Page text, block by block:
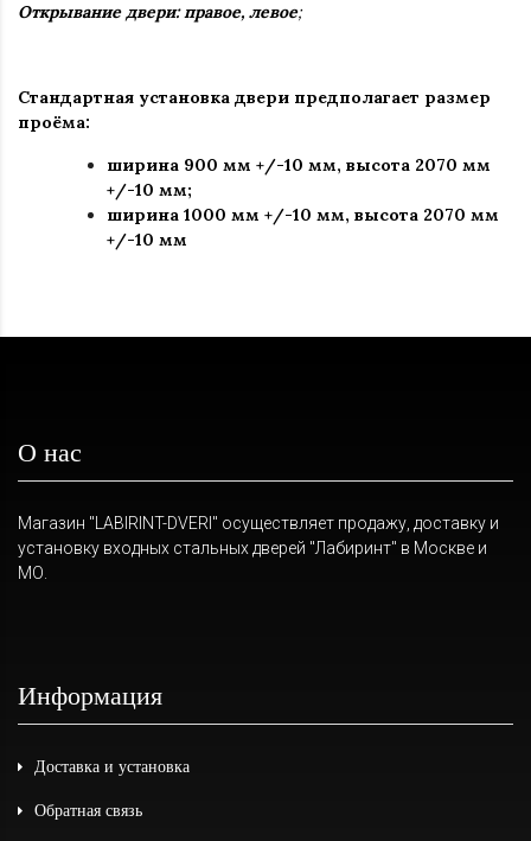
Открывание двери: правое, левое;
Стандартная установка двери предполагает размер
проёма:
ширина 900 мм +/-10 мм, высота 2070 мм
+/-10 мм;
ширина 1000 мм +/-10 мм, высота 2070 мм
+/-10 мм
О нас
Магазин "LABIRINT-DVERI" осуществляет продажу, доставку и
установку входных стальных дверей "Лабиринт" в Москве и
МО.
Информация
Доставка и установка
Обратная связь